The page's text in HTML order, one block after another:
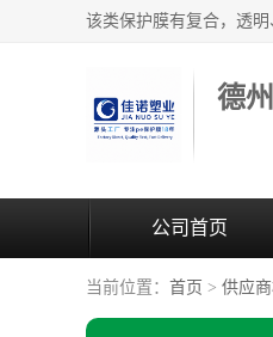
德
公司首页
当前位置： 首页 > 供应